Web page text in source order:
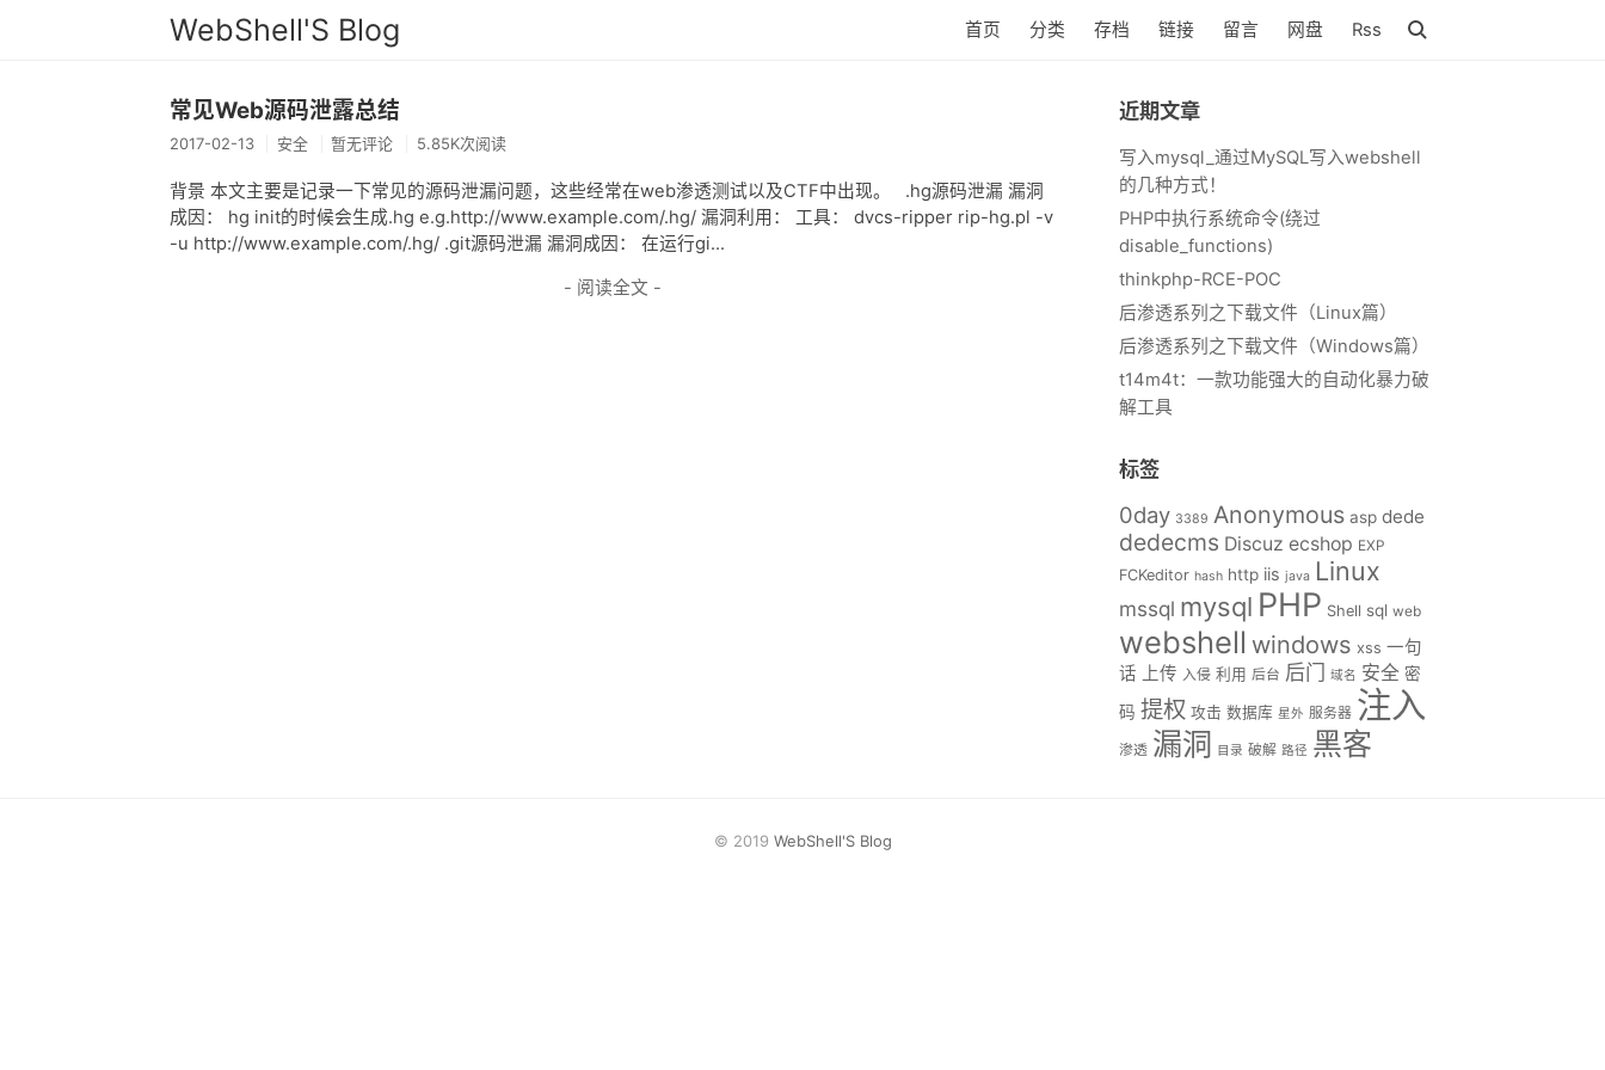
WebShell'S Blog 首页 分类 存档 链接 留言 网盘 Rss
常见Web源码泄露总结
2017-02-13 安全 暂无评论 5.85K次阅读
背景 本文主要是记录一下常见的源码泄漏问题，这些经常在web渗透测试以及CTF中出现。 .hg源码泄漏 漏洞
成因： hg init的时候会生成.hg e.g.http://www.example.com/.hg/ 漏洞利用： 工具： dvcs-ripper rip-hg.pl -v
-u http://www.example.com/.hg/ .git源码泄漏 漏洞成因： 在运行gi...
- 阅读全文 -
近期文章
写入mysql_通过MySQL写入webshell
的几种方式！
PHP中执行系统命令(绕过
disable_functions)
thinkphp-RCE-POC
后渗透系列之下载文件（Linux篇）
后渗透系列之下载文件（Windows篇）
t14m4t：一款功能强大的自动化暴力破
解工具
标签
0day 3389 Anonymous asp dede
dedecms Discuz ecshop EXP
FCKeditor hash http iis java Linux
mssql mysql PHP Shell sql web
webshell windows xss 一句
话
上传 入侵 利用 后台 后门 域名 安全 密
码 提权 攻击 数据库 星外 服务器 注入
渗透 漏洞 目录 破解 路径 黑客
© 2019 WebShell'S Blog